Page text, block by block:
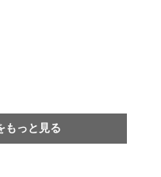
っと見る